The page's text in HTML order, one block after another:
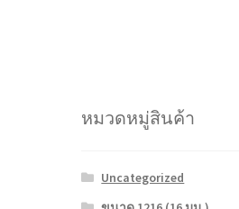
หมวดหมู่สินค้า
Uncategorized